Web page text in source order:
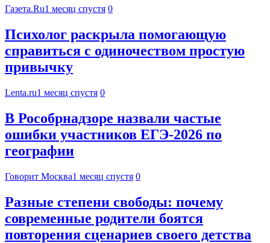
Газета.Ru1 месяц спустя 0
Психолог раскрыла помогающую
справиться с одиночеством простую
привычку
Lenta.ru1 месяц спустя 0
В Рособрнадзоре назвали частые
ошибки участников ЕГЭ-2026 по
географии
Говорит Москва1 месяц спустя 0
Разные степени свободы: почему
современные родители боятся
повторения сценариев своего детства